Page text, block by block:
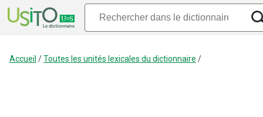
Accueil /Toutes les unités lexicales du dictionnaire /